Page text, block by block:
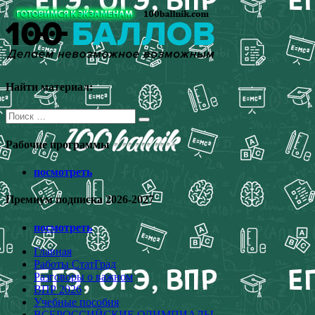
Перейти
к
содержимому
Найти материал:
Поиск
для:
Рабочие программы
посмотреть
Премиум подписка 2026-2027
посмотреть
Главная
Работы СтатГрад
Разговоры о важном
ВПР 2026
Учебные пособия